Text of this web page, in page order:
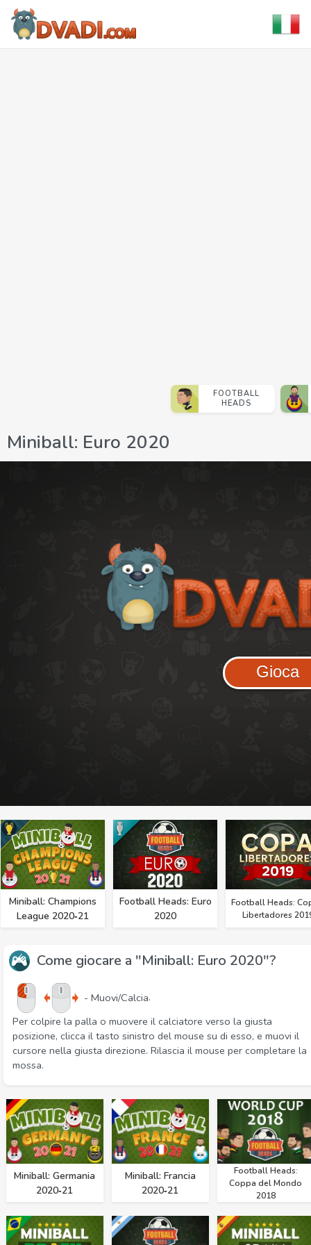
FOOTBALL
HEADS
Miniball: Euro 2020
Gioca
Miniball: Champions
League 2020‑21
Football Heads: Euro
2020
Football Heads:
Libertadores
Come giocare a "Miniball: Euro 2020"?
- Muovi/Calcia.
Per colpire la palla o muovere il calciatore verso la giusta
posizione, clicca il tasto sinistro del mouse su di esso, e muovi il
cursore nella giusta direzione. Rilascia il mouse per completare la
mossa.
Miniball: Germania
2020‑21
Miniball: Francia
2020‑21
Football Heads:
Coppa del Mondo
2018